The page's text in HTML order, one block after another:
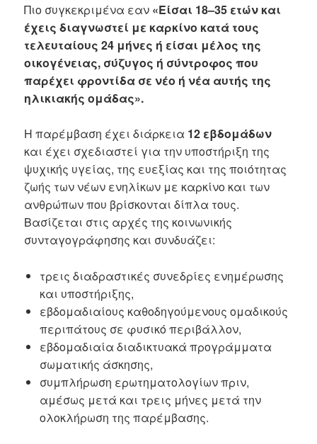
Πιο συγκεκριμένα εαν «Είσαι 18–35 ετών και
έχεις διαγνωστεί με καρκίνο κατά τους
τελευταίους 24 μήνες ή είσαι μέλος της
οικογένειας, σύζυγος ή σύντροφος που
παρέχει φροντίδα σε νέο ή νέα αυτής της
ηλικιακής ομάδας».
Η παρέμβαση έχει διάρκεια 12 εβδομάδων
και έχει σχεδιαστεί για την υποστήριξη της
ψυχικής υγείας, της ευεξίας και της ποιότητας
ζωής των νέων ενηλίκων με καρκίνο και των
ανθρώπων που βρίσκονται δίπλα τους.
Βασίζεται στις αρχές της κοινωνικής
συνταγογράφησης και συνδυάζει:
τρεις διαδραστικές συνεδρίες ενημέρωσης
και υποστήριξης,
εβδομαδιαίους καθοδηγούμενους ομαδικούς
περιπάτους σε φυσικό περιβάλλον,
εβδομαδιαία διαδικτυακά προγράμματα
σωματικής άσκησης,
συμπλήρωση ερωτηματολογίων πριν,
αμέσως μετά και τρεις μήνες μετά την
ολοκλήρωση της παρέμβασης.